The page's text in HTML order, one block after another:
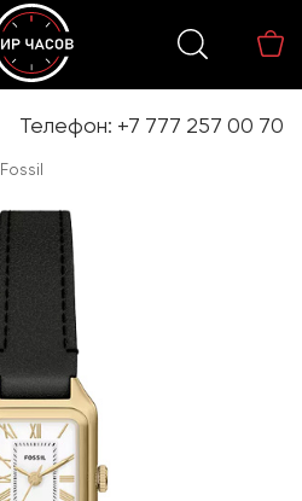
Телефон: +7 777 257 00 70
Fossil